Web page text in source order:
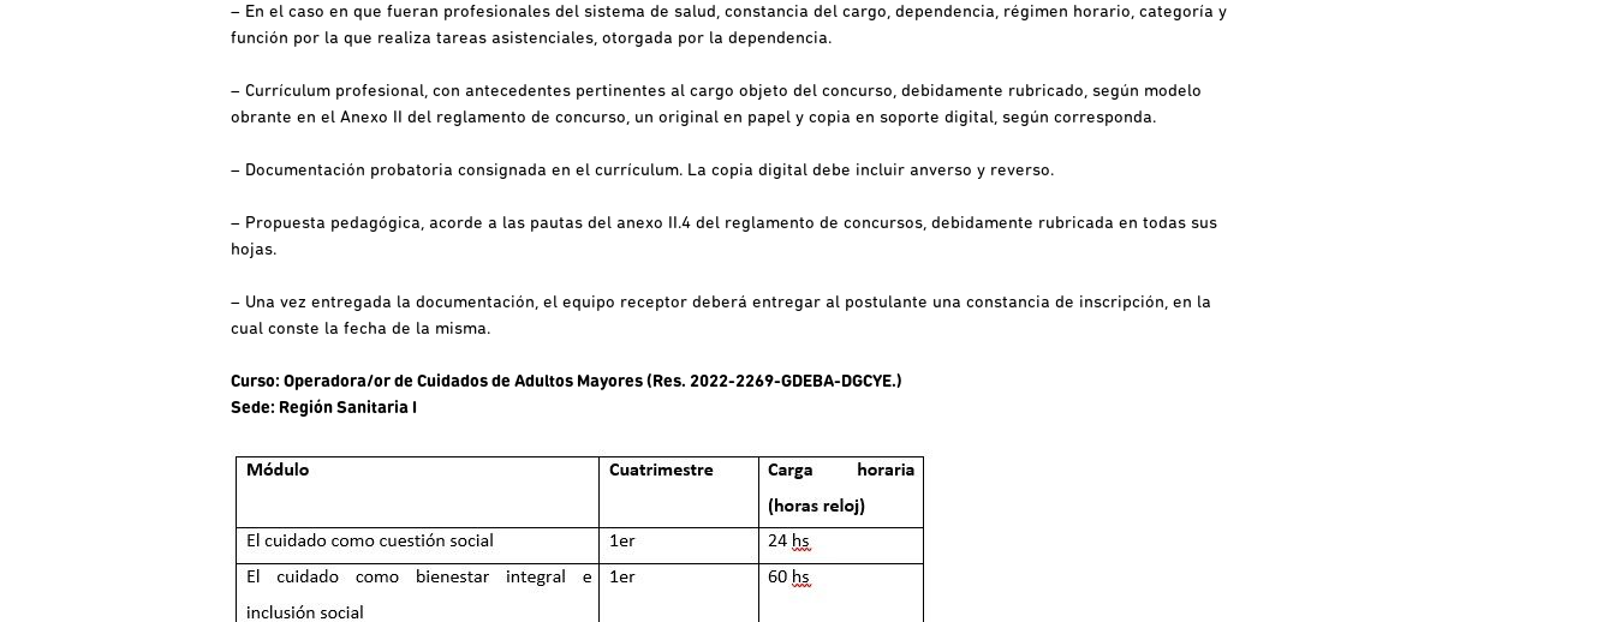
– En el caso en que fueran profesionales del sistema de salud, constancia del cargo, dependencia, régimen horario, categoría y
función por la que realiza tareas asistenciales, otorgada por la dependencia.
– Currículum profesional, con antecedentes pertinentes al cargo objeto del concurso, debidamente rubricado, según modelo
obrante en el Anexo II del reglamento de concurso, un original en papel y copia en soporte digital, según corresponda.
– Documentación probatoria consignada en el currículum. La copia digital debe incluir anverso y reverso.
– Propuesta pedagógica, acorde a las pautas del anexo II.4 del reglamento de concursos, debidamente rubricada en todas sus
hojas.
– Una vez entregada la documentación, el equipo receptor deberá entregar al postulante una constancia de inscripción, en la
cual conste la fecha de la misma.
Curso: Operadora/or de Cuidados de Adultos Mayores (Res. 2022-2269-GDEBA-DGCYE.)
Sede: Región Sanitaria I